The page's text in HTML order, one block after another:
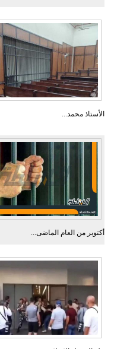
الأستاذ محمد...
أكتوبر من العام الماضى...